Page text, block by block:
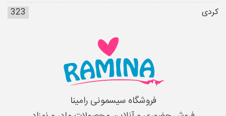
کردی
323
فروشگاه سیسمونی رامینا